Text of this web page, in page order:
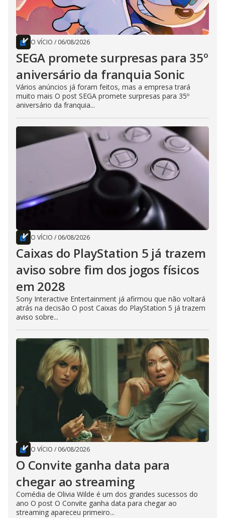
O VÍCIO / 06/08/2026
SEGA promete surpresas para 35º
aniversário da franquia Sonic
Vários anúncios já foram feitos, mas a empresa trará
muito mais O post SEGA promete surpresas para 35º
aniversário da franquia...
O VÍCIO / 06/08/2026
Caixas do PlayStation 5 já trazem
aviso sobre fim dos jogos físicos
em 2028
Sony Interactive Entertainment já afirmou que não voltará
atrás na decisão O post Caixas do PlayStation 5 já trazem
aviso sobre...
O VÍCIO / 06/08/2026
O Convite ganha data para
chegar ao streaming
Comédia de Olivia Wilde é um dos grandes sucessos do
ano O post O Convite ganha data para chegar ao
streaming apareceu primeiro...